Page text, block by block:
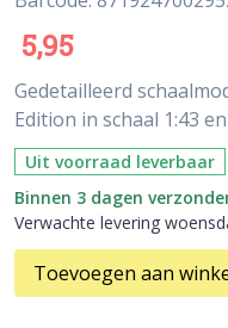
5,95
Gedetailleerd
Edition in schaal 1:43
Uit voorraad leverbaar
Binnen 3 dagen
Verwachte levering
Toevoegen aan